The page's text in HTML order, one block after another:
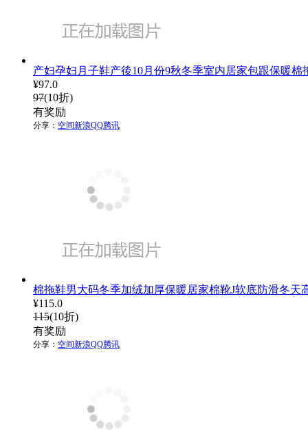
产妇孕妇月子鞋产後10月份9秋冬季室内居家包跟保暖棉
¥97.0
97(10折)
有奖励
分享： 空间新浪QQ腾讯
棉拖鞋男大码冬季加绒加厚保暖居家棉靴J软底防滑冬天
¥115.0
115(10折)
有奖励
分享： 空间新浪QQ腾讯